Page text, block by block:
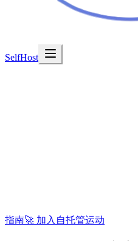
SelfHost
指南🚀 加入自托管运动